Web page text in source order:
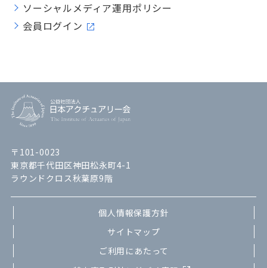
ソーシャルメディア運用ポリシー
会員ログイン
〒101-0023
東京都千代田区神田松永町4-1
ラウンドクロス秋葉原9階
個人情報保護方針
サイトマップ
ご利用にあたって